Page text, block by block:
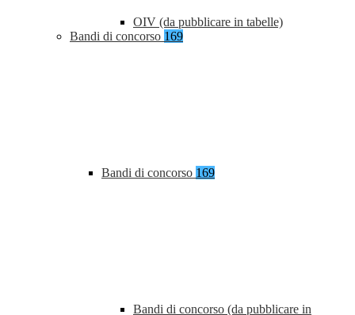
OIV (da pubblicare in tabelle)
Bandi di concorso 169
Bandi di concorso 169
Bandi di concorso (da pubblicare in